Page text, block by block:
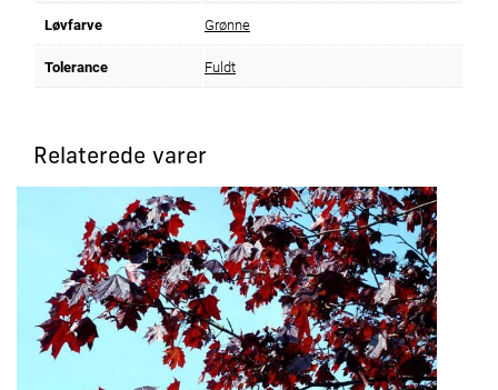
Løvfarve Grønne
Tolerance Fuldt
Relaterede varer